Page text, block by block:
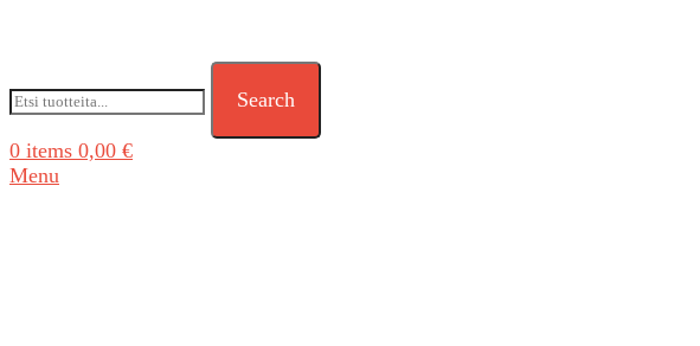
Search
0 items 0,00 €
Menu